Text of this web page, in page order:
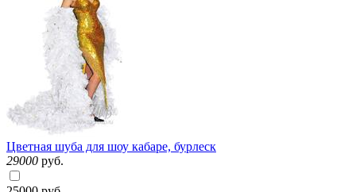
Цветная шуба для шоу кабаре, бурлеск
29000 руб.